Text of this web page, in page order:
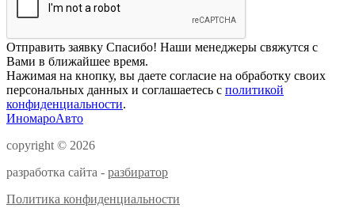
Отправить заявку Спасибо! Наши менеджеры свяжутся с
Вами в ближайшее время.
Нажимая на кнопку, вы даете согласие на обработку своих
персональных данных и соглашаетесь с политикой
конфиденциальности.
ИномароАвто
copyright © 2026
разработка сайта - разбиратор
Политика конфиденциальности